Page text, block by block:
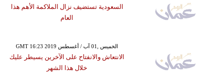
السعودية تستضيف نزال الملاكمة الأهم هذا
العام
GMT 16:23 2019 الخميس ,01 آب / أغسطس
الانتعاش والانفتاح على الآخرين يسيطر عليك
خلال هذا الشهر